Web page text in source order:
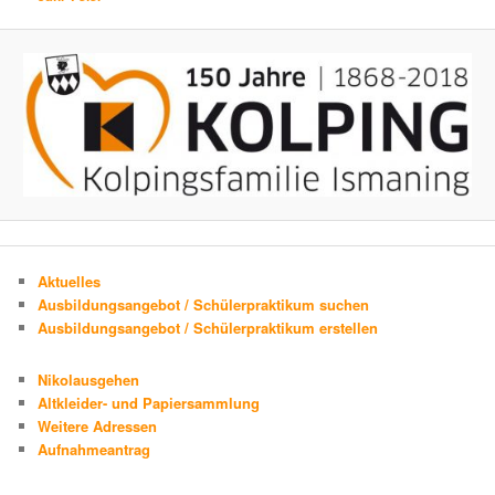
Aktuelles
Ausbildungsangebot / Schülerpraktikum suchen
Ausbildungsangebot / Schülerpraktikum erstellen
Nikolausgehen
Altkleider- und Papiersammlung
Weitere Adressen
Aufnahmeantrag